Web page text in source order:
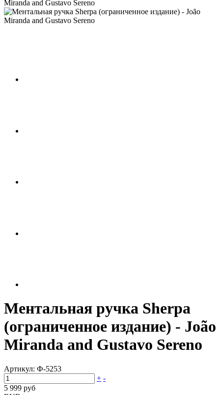
Miranda and Gustavo Sereno
Ментальная ручка Sherpa
(ограниченное издание) - João
Miranda and Gustavo Sereno
Артикул: Ф-5253
+ -
5 999 руб